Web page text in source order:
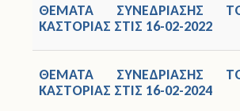
ΘΕΜΑΤΑ ΣΥΝΕΔΡΙΑΣΗΣ
ΚΑΣΤΟΡΙΑΣ ΣΤΙΣ 16-02-2022
ΘΕΜΑΤΑ ΣΥΝΕΔΡΙΑΣΗΣ
ΚΑΣΤΟΡΙΑΣ ΣΤΙΣ 16-02-2024